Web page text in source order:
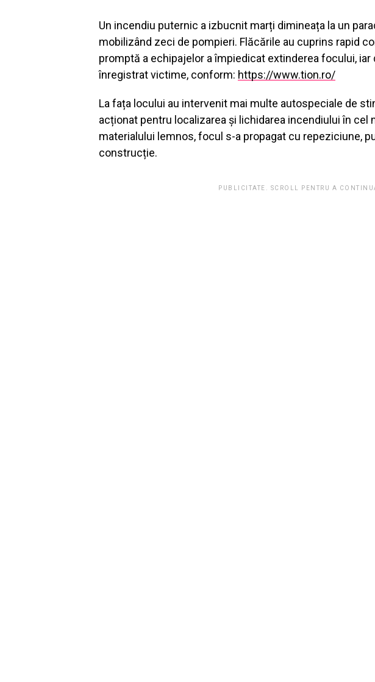
Un incendiu puternic a izbucnit marți dimineața la un
mobilizând zeci de pompieri. Flăcările au cuprins rapid
promptă a echipajelor a împiedicat extinderea focului, iar
înregistrat victime, conform: https://www.tion.ro/
La fața locului au intervenit mai multe autospeciale de
acționat pentru localizarea și lichidarea incendiului în cel
materialului lemnos, focul s-a propagat cu repeziciune,
construcție.
PUBLICITATE. SCROLL PENTRU A